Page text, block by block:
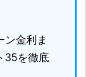
ン金利ま
35を徹底